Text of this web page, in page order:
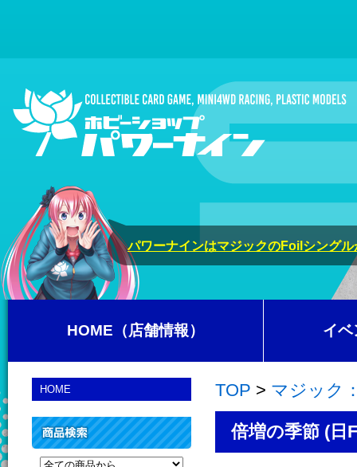
パワーナインはマジックのFoilシング
HOME（店舗情報） イベ
TOP > マジック
倍増の季節 (日
HOME